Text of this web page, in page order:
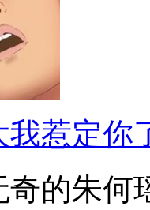
惹定你
奇的朱何